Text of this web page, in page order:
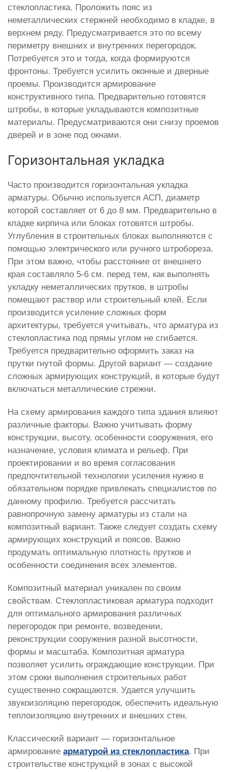
стеклопластика. Проложить пояс из
неметаллических стержней необходимо в кладке, в
верхнем ряду. Предусматривается это по всему
периметру внешних и внутренних перегородок.
Потребуется это и тогда, когда формируются
фронтоны. Требуется усилить оконные и дверные
проемы. Производится армирование
конструктивного типа. Предварительно готовятся
штробы, в которые укладываются композитные
материалы. Предусматриваются они снизу проемов
дверей и в зоне под окнами.
Горизонтальная укладка
Часто производится горизонтальная укладка
арматуры. Обычно используется АСП, диаметр
которой составляет от 6 до 8 мм. Предварительно в
кладке кирпича или блоках готовятся штробы.
Углубления в строительных блоках выполняются с
помощью электрического или ручного штробореза.
При этом важно, чтобы расстояние от внешнего
края составляло 5-6 см. перед тем, как выполнять
укладку неметаллических прутков, в штробы
помещают раствор или строительный клей. Если
производится усиление сложных форм
архитектуры, требуется учитывать, что арматура из
стеклопластика под прямы углом не сгибается.
Требуется предварительно оформить заказ на
прутки гнутой формы. Другой вариант — создание
сложных армирующих конструкций, в которые будут
включаться металлические стрежни.
На схему армирования каждого типа здания влияют
различные факторы. Важно учитывать форму
конструкции, высоту, особенности сооружения, его
назначение, условия климата и рельеф. При
проектировании и во время согласования
предпочтительной технологии усиления нужно в
обязательном порядке привлекать специалистов по
данному профилю. Требуется рассчитать
равнопрочную замену арматуры из стали на
композитный вариант. Также следует создать схему
армирующих конструкций и поясов. Важно
продумать оптимальную плотность прутков и
особенности соединения всех элементов.
Композитный материал уникален по своим
свойствам. Стеклопластиковая арматура подходит
для оптимального армирования различных
перегородок при ремонте, возведении,
реконструкции сооружения разной высотности,
формы и масштаба. Композитная арматура
позволяет усилить ограждающие конструкции. При
этом сроки выполнения строительных работ
существенно сокращаются. Удается улучшить
звукоизоляцию перегородок, обеспечить идеальную
теплоизоляцию внутренних и внешних стен.
Классический вариант — горизонтальное
армирование арматурой из стеклопластика. При
строительстве конструкций в зонах с высокой